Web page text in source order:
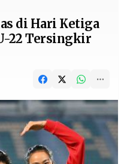
di Hari Ketiga
22 Tersingkir